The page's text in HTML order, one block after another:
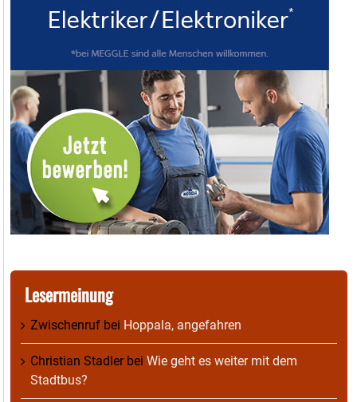
Lesermeinung
Zwischenruf bei Hoppala, angefahren
Christian Stadlerbei Wie geht es weiter mit dem
Stadtbus?